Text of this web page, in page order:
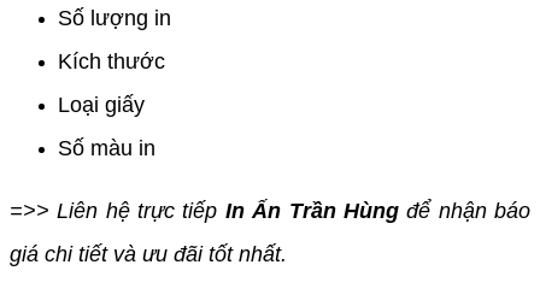
Số lượng in
Kích thước
Loại giấy
Số màu in
=>> Liên hệ trực tiếp In Ấn Trần Hùngđể nhận báo
giá chi tiết và ưu đãi tốt nhất.